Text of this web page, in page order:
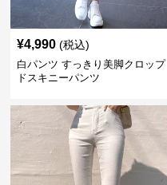
¥4,990 (税込)
白パンツ すっきり美脚クロップ
ドスキニーパンツ